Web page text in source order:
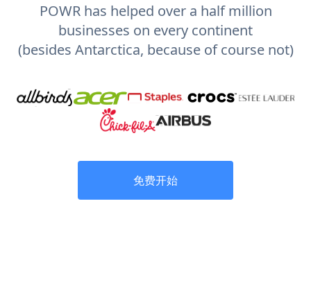
POWR has helped over a half million
businesses on every continent
(besides Antarctica, because of course not)
免费开始